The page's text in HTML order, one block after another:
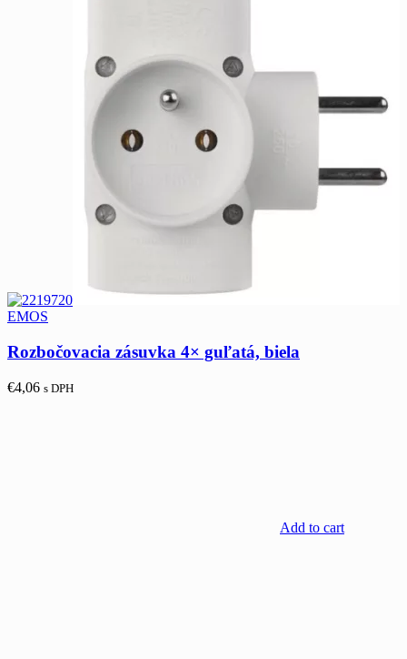
EMOS
Rozbočovacia zásuvka 4× guľatá, biela
€4,06 s DPH
Add to cart